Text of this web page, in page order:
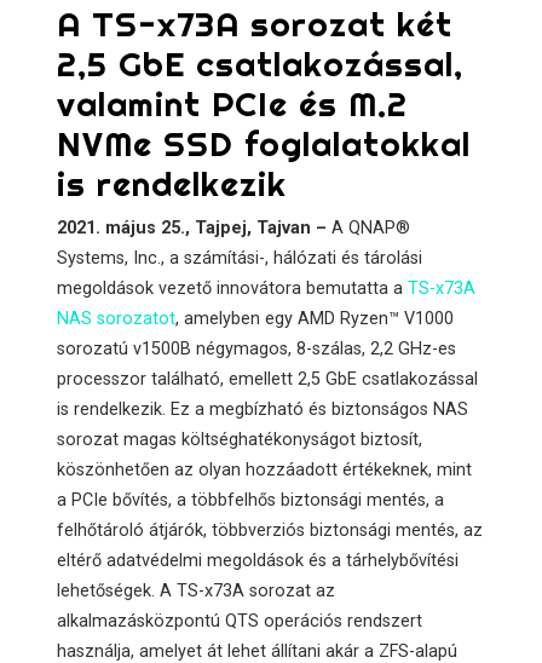
A TS-x73A sorozat két
2,5 GbE csatlakozással,
valamint PCIe és M.2
NVMe SSD foglalatokkal
is rendelkezik
2021. május 25., Tajpej, Tajvan – A QNAP®
Systems, Inc., a számítási-, hálózati és tárolási
megoldások vezető innovátora bemutatta aTS-x73A
NAS sorozatot, amelyben egy AMD Ryzen™ V1000
sorozatú v1500B négymagos, 8-szálas, 2,2 GHz-es
processzor található, emellett 2,5 GbE csatlakozással
is rendelkezik. Ez a megbízható és biztonságos NAS
sorozat magas költséghatékonyságot biztosít,
köszönhetően az olyan hozzáadott értékeknek, mint
a PCIe bővítés, a többfelhős biztonsági mentés, a
felhőtároló átjárók, többverziós biztonsági mentés, az
eltérő adatvédelmi megoldások és a tárhelybővítési
lehetőségek. A TS-x73A sorozat az
alkalmazásközpontú QTS operációs rendszert
használja, amelyet át lehet állítani akár a ZFS-alapú